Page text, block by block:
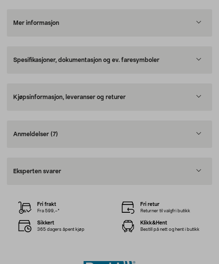
Mer informasjon
Spesifikasjoner, dokumentasjon og ev. faresymboler
Kjøpsinformasjon, leveranser og returer
Anmeldelser (7)
Eksperten svarer
Fri frakt
Fra 599,–*
Fri retur
Returner til valgfri butikk
Sikkert
365 dagers åpent kjøp
Klikk&Hent
Bestill på nett og hent i butikk